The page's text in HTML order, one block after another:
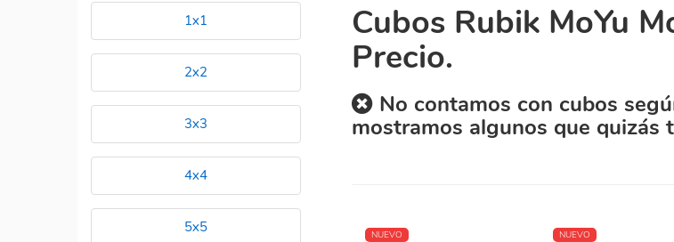
1x1
2x2
3x3
4x4
5x5
Cubos Rubik MoYu
Precio.
No contamos con cubos
mostramos algunos que quizás
NUEVO NUEVO